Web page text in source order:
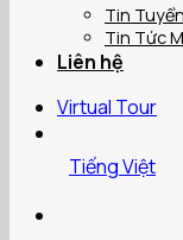
Tin
Tin Tức
Liên hệ
Virtual Tour
Tiếng Việt